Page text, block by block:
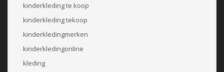
kinderkleding te koop
kinderkleding tekoop
kinderkledingmerken
kinderkledingonline
kleding